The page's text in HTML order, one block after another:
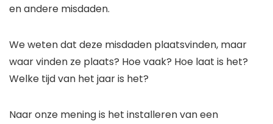
en andere misdaden.
We weten dat deze misdaden plaatsvinden, maar
waar vinden ze plaats? Hoe vaak? Hoe laat is het?
Welke tijd van het jaar is het?
Naar onze mening is het installeren van een